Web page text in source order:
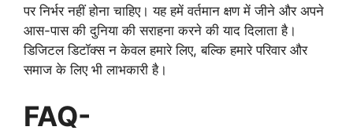
पर निर्भर नहीं होना चाहिए। यह हमें वर्तमान क्षण में जीने और अपने
आस-पास की दुनिया की सराहना करने की याद दिलाता है।
डिजिटल डिटॉक्स न केवल हमारे लिए, बल्कि हमारे परिवार और
समाज के लिए भी लाभकारी है।
FAQ-